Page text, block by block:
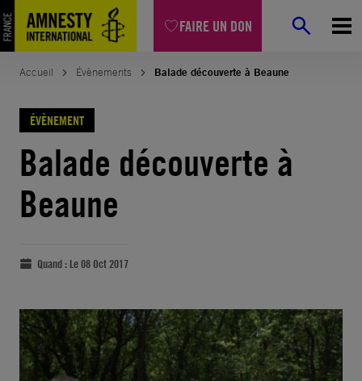
FAIRE UN DON
Accueil Évènements Balade découverte à Beaune
ÉVÈNEMENT
Balade découverte à
Beaune
Quand : Le 08 Oct 2017